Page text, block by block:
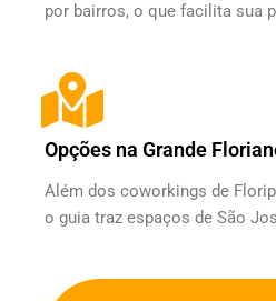
por bairros, o que facilita sua
Opções na Grande
Além dos coworkings de
o guia traz espaços de São